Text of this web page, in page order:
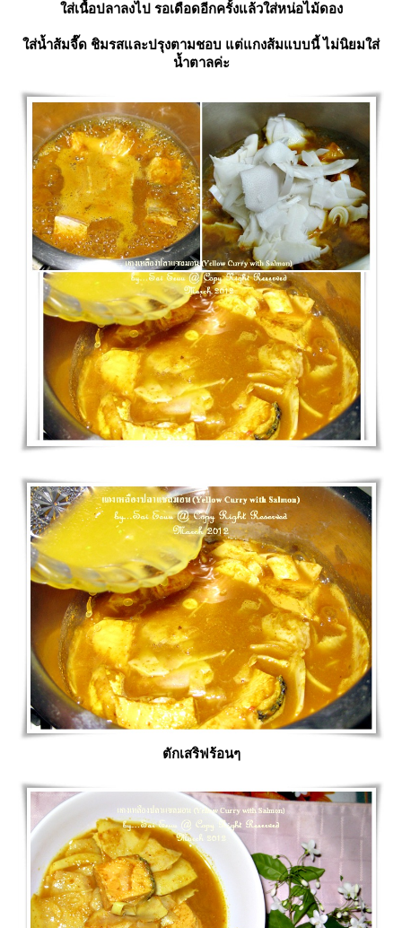
ส่เนื้อปลาลงไป รอเดือดอีกครั้งแล้วใส่หน่อไม้ดอง
ส่น้ำส้มจี๊ด ชิมรสและปรุงตามชอบ แต่แกงส้มแบบนี้ ไม่นิยมใส่
น้ำตาลค่ะ
ตักเสริฟร้อนๆ